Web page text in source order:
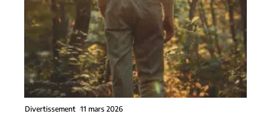
Divertissement 11 mars 2026